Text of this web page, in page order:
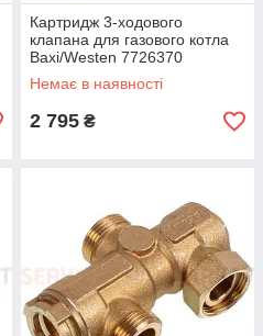
Картридж 3-ходового
клапана для газового котла
Baxi/Westen 7726370
Немає в наявності
2 795 ₴